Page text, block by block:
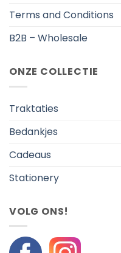
Terms and Conditions
B2B – Wholesale
ONZE COLLECTIE
Traktaties
Bedankjes
Cadeaus
Stationery
VOLG ONS!